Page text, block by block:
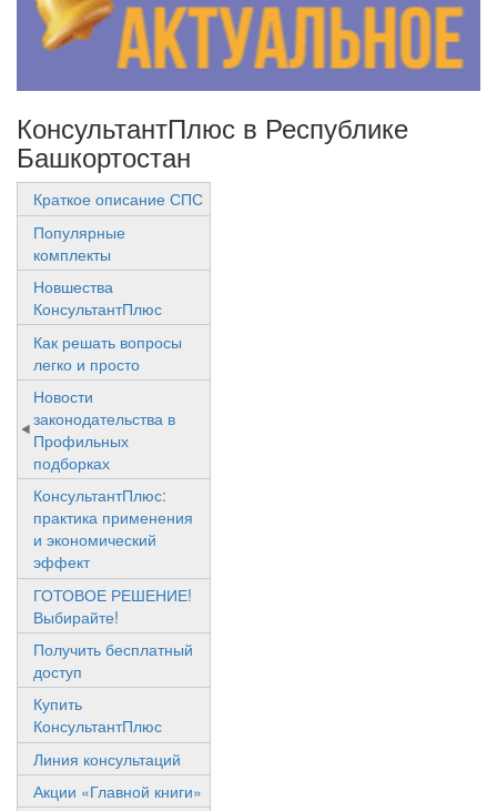
КонсультантПлюс в Республике
Башкортостан
Краткое описание СПС
Популярные
комплекты
Новшества
КонсультантПлюс
Как решать вопросы
легко и просто
Новости
законодательства в
Профильных
подборках
КонсультантПлюс:
практика применения
и экономический
эффект
ГОТОВОЕ РЕШЕНИЕ!
Выбирайте!
Получить бесплатный
доступ
Купить
КонсультантПлюс
Линия консультаций
Акции «Главной книги»